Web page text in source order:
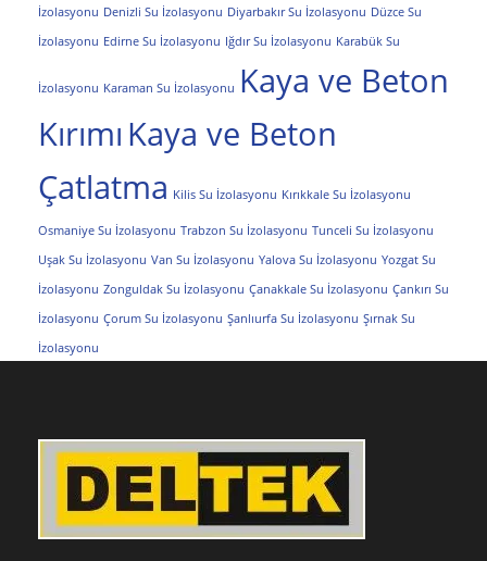
İzolasyonu Denizli Su İzolasyonu Diyarbakır Su İzolasyonu Düzce Su
İzolasyonu Edirne Su İzolasyonu Iğdır Su İzolasyonu Karabük Su
İzolasyonu Karaman Su İzolasyonu Kaya ve Beton
Kırımı Kaya ve Beton
Çatlatma Kilis Su İzolasyonu Kırıkkale Su İzolasyonu
Osmaniye Su İzolasyonu Trabzon Su İzolasyonu Tunceli Su İzolasyonu
Uşak Su İzolasyonu Van Su İzolasyonu Yalova Su İzolasyonu Yozgat Su
İzolasyonu Zonguldak Su İzolasyonu Çanakkale Su İzolasyonu Çankırı Su
İzolasyonu Çorum Su İzolasyonu Şanlıurfa Su İzolasyonu Şırnak Su
İzolasyonu